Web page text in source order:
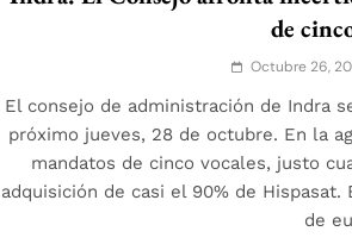
de
Octubre 26,
El consejo de administración de Indra
próximo jueves, 28 de octubre. En la
mandatos de cinco vocales, justo
adquisición de casi el 90% de
de